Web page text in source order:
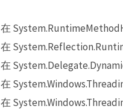
在
在
在
在
在